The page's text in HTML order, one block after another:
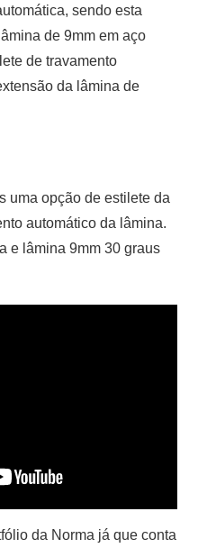
sendo esta
de 9mm em aço
de travamento
da lâmina de
uma opção de estilete da
automático da lâmina.
e lâmina 9mm 30 graus
da Norma já que conta